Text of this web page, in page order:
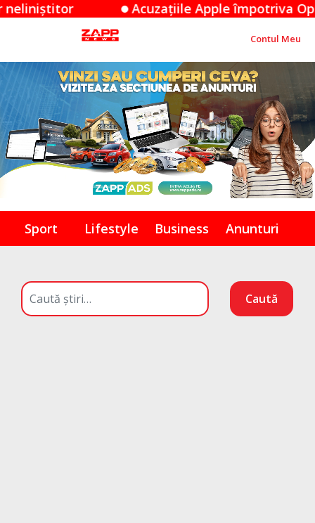
Apple împotriva OpenAI: O dispută de
Contul Meu
Sport Lifestyle Business Anunturi
Caută